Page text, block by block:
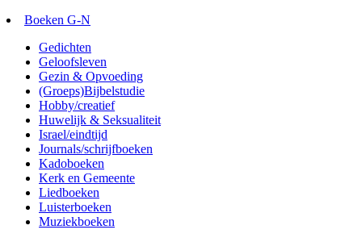
Boeken G-N
Gedichten
Geloofsleven
Gezin & Opvoeding
(Groeps)Bijbelstudie
Hobby/creatief
Huwelijk & Seksualiteit
Israel/eindtijd
Journals/schrijfboeken
Kadoboeken
Kerk en Gemeente
Liedboeken
Luisterboeken
Muziekboeken